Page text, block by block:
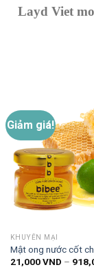
Layd Viet
Giảm giá!
KHUYẾN MẠI
Mật ong nước cốt
21,000VND –